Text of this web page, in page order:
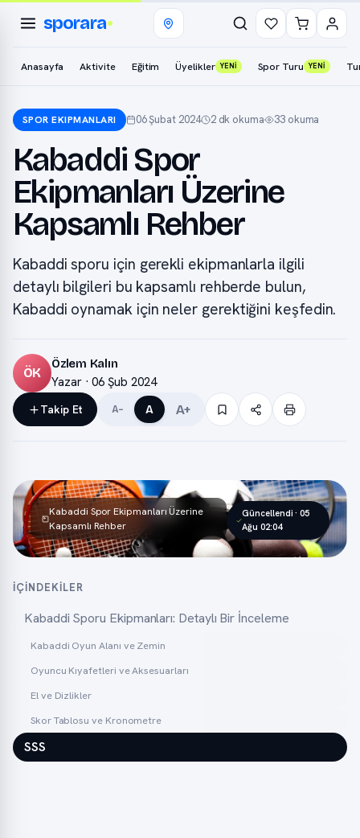
sporara
Anasayfa Aktivite Eğitim Üyelikler YENİ Spor Turu YENİ
SPOR EKIPMANLARI 06 Şubat 2024 2 dk okuma 33 okuma
Kabaddi Spor
Ekipmanları Üzerine
Kapsamlı Rehber
Kabaddi sporu için gerekli ekipmanlarla ilgili
detaylı bilgileri bu kapsamlı rehberde bulun,
Kabaddi oynamak için neler gerektiğini keşfedin.
ÖK
Özlem Kalın
Yazar · 06 Şub 2024
Takip Et A− A A+
Kabaddi Spor Ekipmanları Üzerine
Kapsamlı Rehber
Güncellendi · 05
Ağu 02:04
İÇINDEKILER
Kabaddi Sporu Ekipmanları: Detaylı Bir İnceleme
Kabaddi Oyun Alanı ve Zemin
Oyuncu Kıyafetleri ve Aksesuarları
El ve Dizlikler
Skor Tablosu ve Kronometre
SSS